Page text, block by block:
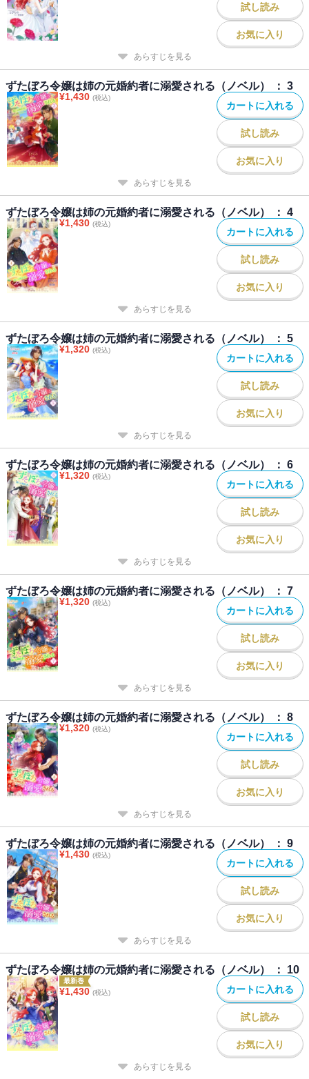
試し読み
お気に入り
あらすじを見る
ずたぼろ令嬢は姉の元婚約者に溺愛される（ノベル） ： 3
¥1,430 (税込)
カートに入れる
試し読み
お気に入り
あらすじを見る
ずたぼろ令嬢は姉の元婚約者に溺愛される（ノベル） ： 4
¥1,430 (税込)
カートに入れる
試し読み
お気に入り
あらすじを見る
ずたぼろ令嬢は姉の元婚約者に溺愛される（ノベル） ： 5
¥1,320 (税込)
カートに入れる
試し読み
お気に入り
あらすじを見る
ずたぼろ令嬢は姉の元婚約者に溺愛される（ノベル） ： 6
¥1,320 (税込)
カートに入れる
試し読み
お気に入り
あらすじを見る
ずたぼろ令嬢は姉の元婚約者に溺愛される（ノベル） ： 7
¥1,320 (税込)
カートに入れる
試し読み
お気に入り
あらすじを見る
ずたぼろ令嬢は姉の元婚約者に溺愛される（ノベル） ： 8
¥1,320 (税込)
カートに入れる
試し読み
お気に入り
あらすじを見る
ずたぼろ令嬢は姉の元婚約者に溺愛される（ノベル） ： 9
¥1,430 (税込)
カートに入れる
試し読み
お気に入り
あらすじを見る
ずたぼろ令嬢は姉の元婚約者に溺愛される（ノベル） ： 10
最新巻
¥1,430 (税込) カートに入れる
試し読み
お気に入り
あらすじを見る